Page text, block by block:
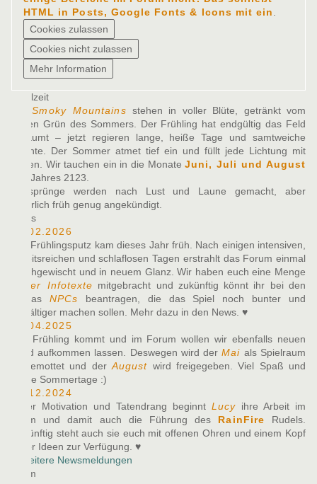
HTML in Posts, Google Fonts & Icons mit ein
Spielzeit
DieSmoky Mountains stehen in voller Blüte, getränkt vom
satten Grün des Sommers. Der Frühling hat endgültig das Feld
geräumt – jetzt regieren lange, heiße Tage und samtweiche
Nächte. Der Sommer atmet tief ein und füllt jede Lichtung mit
Leben. Wir tauchen ein in die MonateJuni, Juli und August
des Jahres 2123.
Zeitsprünge werden nach Lust und Laune gemacht, aber
natürlich früh genug angekündigt.
News
10.02.2026
Der Frühlingsputz kam dieses Jahr früh. Nach einigen intensiven,
arbeitsreichen und schlaflosen Tagen erstrahlt das Forum einmal
durchgewischt und in neuem Glanz. Wir haben euch eine Menge
neuer Infotexte mitgebracht und zukünftig könnt ihr bei den
Alphas NPCs beantragen, die das Spiel noch bunter und
vielfältiger machen sollen. Mehr dazu in den News. ♥
27.04.2025
Der Frühling kommt und im Forum wollen wir ebenfalls neuen
Wind aufkommen lassen. Deswegen wird derMai als Spielraum
eingemottet und derAugust wird freigegeben. Viel Spaß und
heiße Sommertage :)
07.12.2024
Voller Motivation und Tatendrang beginnt Lucy ihre Arbeit im
Team und damit auch die Führung des RainFire Rudels.
Zukünftig steht auch sie euch mit offenen Ohren und einem Kopf
voller Ideen zur Verfügung. ♥
» Weitere Newsmeldungen
Team